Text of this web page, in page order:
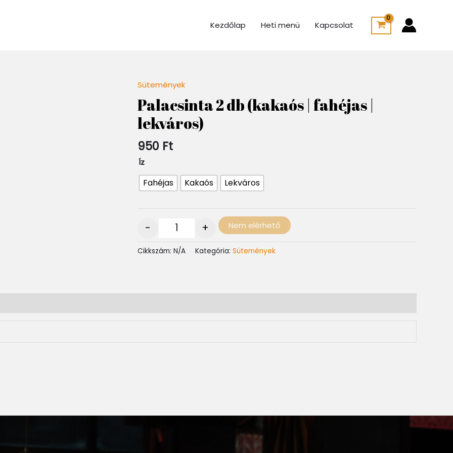
Kezdőlap Heti menü Kapcsolat
Sütemények
Palacsinta 2 db (kakaós | fahéjas |
lekváros)
950 Ft
Íz
Fahéjas Kakaós Lekváros
Quantity
- + Nem elérhető
Cikkszám: N/A Kategória: Sütemények